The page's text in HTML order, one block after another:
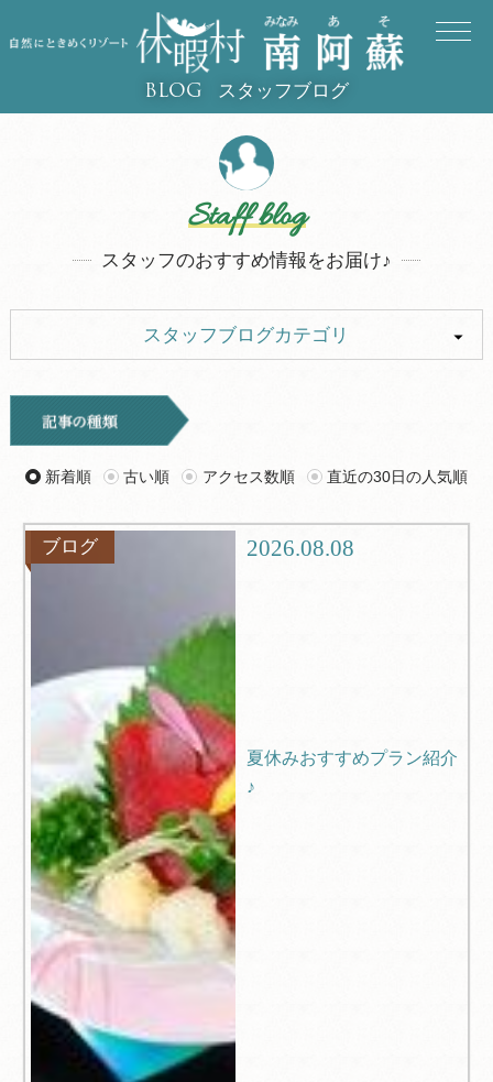
BLOG スタッフブログ
Staff blog
スタッフのおすすめ情報をお届け♪
スタッフブログカテゴリ
キャンプ
旅行記 ツアー
グルメ
新着順 古い順 アクセス数順 直近の30日の人気順
ブログ 2026.08.08
夏休みおすすめプラン紹介
♪